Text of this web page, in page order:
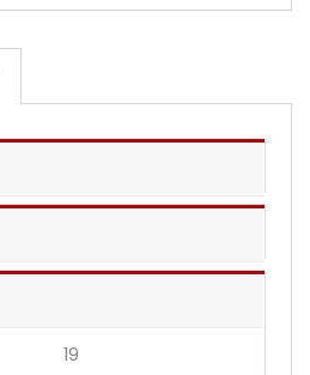
19